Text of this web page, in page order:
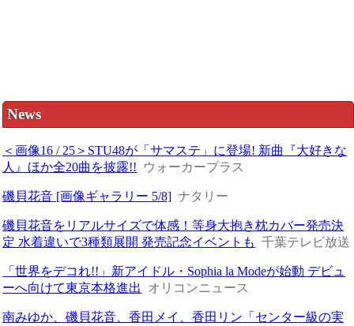
News
＜画像16 / 25＞STU48が「サマステ」に登場! 新曲『大好きな
人』ほか全20曲を披露!!
ウォーカープラス
磯貝花音 [画像ギャラリー 5/8] ナタリー
磯貝花音をリアルサイズで体感！等身大抱き枕カバー発売決
定 水着違いで3種類展開 発売記念イベントも 千葉テレビ放送
「世界をデコれ!!」新アイドル・Sophia la Modeが始動 デビュ
ーへ向けて東京本格進出
オリコンニュース
南みゆか、磯貝花音、香田メイ、香田リン「センター級の実